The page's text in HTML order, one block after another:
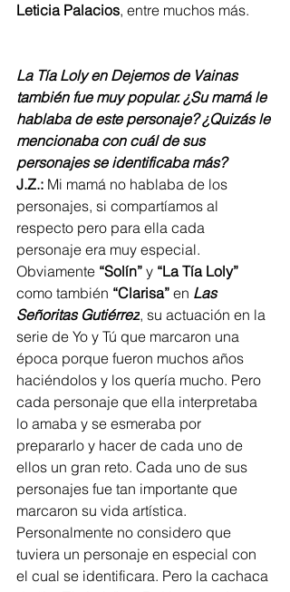
Leticia Palacios, entre muchos más.
La Tía Loly en Dejemos de Vainas
también fue muy popular. ¿Su mamá le
hablaba de este personaje? ¿Quizás le
mencionaba con cuál de sus
personajes se identificaba más?
J.Z.: Mi mamá no hablaba de los
personajes, si compartíamos al
respecto pero para ella cada
personaje era muy especial.
Obviamente “Solín” y “La Tía Loly”
como también “Clarisa” en Las
Señoritas Gutiérrez, su actuación en la
serie de Yo y Tú que marcaron una
época porque fueron muchos años
haciéndolos y los quería mucho. Pero
cada personaje que ella interpretaba
lo amaba y se esmeraba por
prepararlo y hacer de cada uno de
ellos un gran reto. Cada uno de sus
personajes fue tan importante que
marcaron su vida artística.
Personalmente no considero que
tuviera un personaje en especial con
el cual se identificara. Pero la cachaca